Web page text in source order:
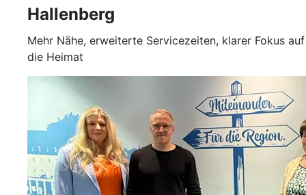
Hallenberg
Mehr Nähe, erweiterte Servicezeiten, klarer Fokus auf
die Heimat